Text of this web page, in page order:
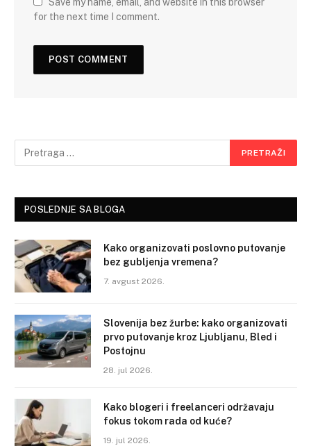
for the next time I comment.
POSLEDNJE SA BLOGA
Kako organizovati poslovno putovanje
bez gubljenja vremena?
7. avgust 2026.
Slovenija bez žurbe: kako organizovati
prvo putovanje kroz Ljubljanu, Bled i
Postojnu
28. jul 2026.
Kako blogeri i freelanceri održavaju
fokus tokom rada od kuće?
19. jul 2026.